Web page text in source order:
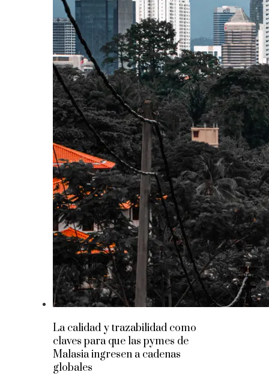
La calidad y trazabilidad como
claves para que las pymes de
Malasia ingresen a cadenas
globales